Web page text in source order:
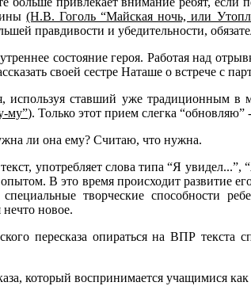
(Н.В. Гоголь “Майская ночь, или
правдивости и убедительности,
состояние героя. Работая над
своей сестре Наташе о встрече с
ставший уже традиционным в
му”). Только этот прием слегка
ли она ему? Считаю, что нужна.
употребляет слова типа “Я
В это время происходит развитие
творческие способности
новое.
пересказа опираться на ВПР текста
который воспринимается учащимися